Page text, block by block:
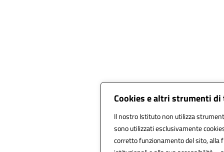
Cookies e altri strumenti
Il nostro Istituto non utilizza
sono utilizzati esclusivamente
corretto funzionamento del sito, alla